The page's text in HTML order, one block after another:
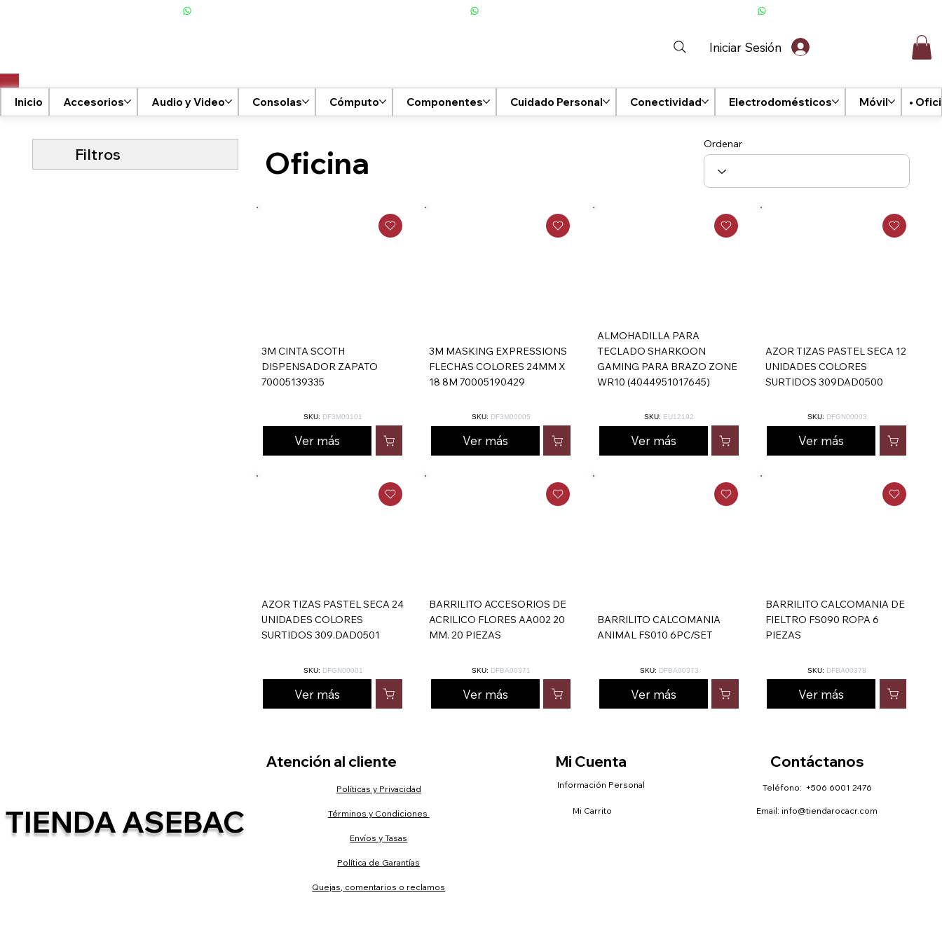
Iniciar Sesión
Inicio Accesorios Audio y Video Consolas Cómputo Componentes Cuidado Personal Conectividad Electrodomésticos Móvil
3M CINTA SCOTH
DISPENSADOR ZAPATO
70005139335
Ver más
SKU: DF3M00101
3M MASKING EXPRESSIONS
FLECHAS COLORES 24MM X
18 8M 70005190429
Ver más
SKU: DF3M00005
ALMOHADILLA PARA
TECLADO SHARKOON
GAMING PARA BRAZO ZONE
WR10 (4044951017645)
Ver más
SKU: EU12192
AZOR TIZAS PASTEL SECA 12
UNIDADES COLORES
SURTIDOS 309DAD0500
Ver más
SKU: DFGN00003
AZOR TIZAS PASTEL SECA 24
UNIDADES COLORES
SURTIDOS 309.DAD0501
Ver más
SKU: DFGN00001
BARRILITO ACCESORIOS DE
ACRILICO FLORES AA002 20
MM. 20 PIEZAS
Ver más
SKU: DFBA00371
BARRILITO CALCOMANIA
ANIMAL FS010 6PC/SET
Ver más
SKU: DFBA00373
BARRILITO CALCOMANIA DE
FIELTRO FS090 ROPA 6
PIEZAS
Ver más
SKU: DFBA00378
Oficina
Filtros
Ordenar
TIENDA ASEBAC
Atención al cliente
Políticas y Privacidad
Términos y Condiciones
Envíos y Tasas
Política de Garantías
Quejas, comentarios o reclamos
Mi Cuenta
Información Personal
Mi Carrito
Contáctanos
Teléfono: +506 6001 2476
Email: info@tiendarocacr.com